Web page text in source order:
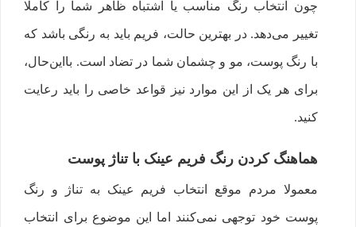
چون انتخاب رنگ مناسب یا اشتباه ظاهر شما را کاملا
تغییر می‌دهد. در بهترین حالت، فریم باید به رنگی باشد که
با رنگ پوست، مو و چشمان شما در تضاد است. بااین‌حال،
برای هر یک از این موارد نیز قواعد خاصی را باید رعایت
کنید.
هماهنگ کردن رنگ فریم عینک با تناژ پوست
معمولا مردم موقع انتخاب فریم عینک به تناژ و رنگ
پوست خود توجهی نمی‌کنند اما این موضوع برای انتخاب